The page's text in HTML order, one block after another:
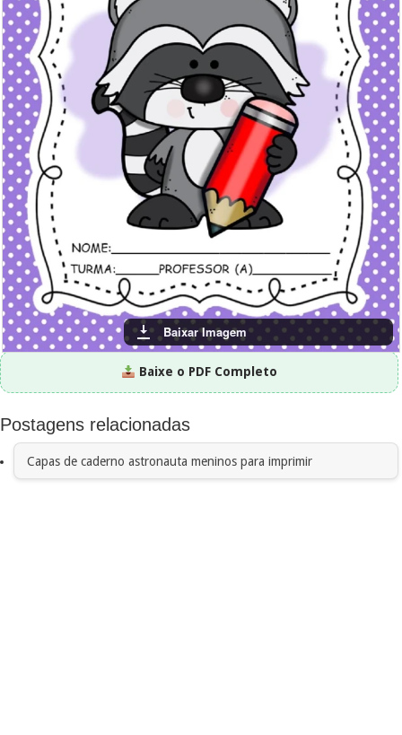
Baixar Imagem
Baixe o PDF Completo
Postagens relacionadas
Capas de caderno astronauta meninos para imprimir